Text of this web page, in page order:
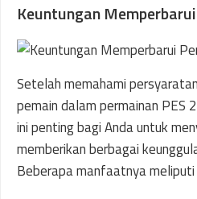
Keuntungan
Setelah memahami
pemain dalam permainan PES
ini penting bagi Anda untuk
memberikan berbagai
Beberapa manfaatnya